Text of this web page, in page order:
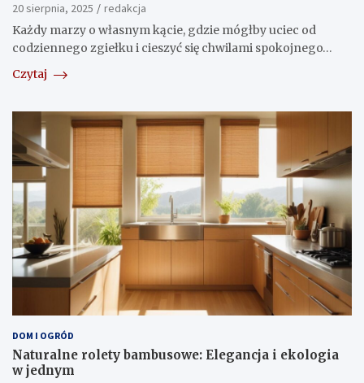
20 sierpnia, 2025
redakcja
Każdy marzy o własnym kącie, gdzie mógłby uciec od
codziennego zgiełku i cieszyć się chwilami spokojnego…
Czytaj
DOM I OGRÓD
Naturalne rolety bambusowe: Elegancja i ekologia
w jednym